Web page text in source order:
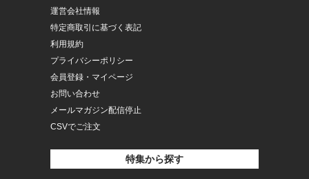
運営会社情報
特定商取引に基づく表記
利用規約
プライバシーポリシー
会員登録・マイページ
お問い合わせ
メールマガジン配信停止
CSVでご注文
特集から探す